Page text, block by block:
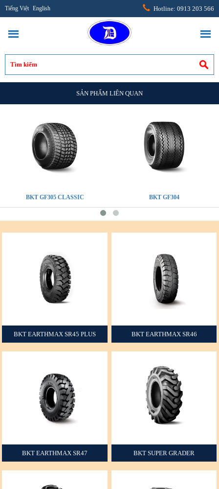
Tiếng Việt English Hotline: 0913 203 566
SẢN PHẨM LIÊN QUAN
BKT GF305 CLASSIC BKT GF304
BKT EARTHMAX SR45 PLUS
+
BKT EARTHMAX SR46
+
BKT EARTHMAX SR47
+
BKT SUPER GRADER
+